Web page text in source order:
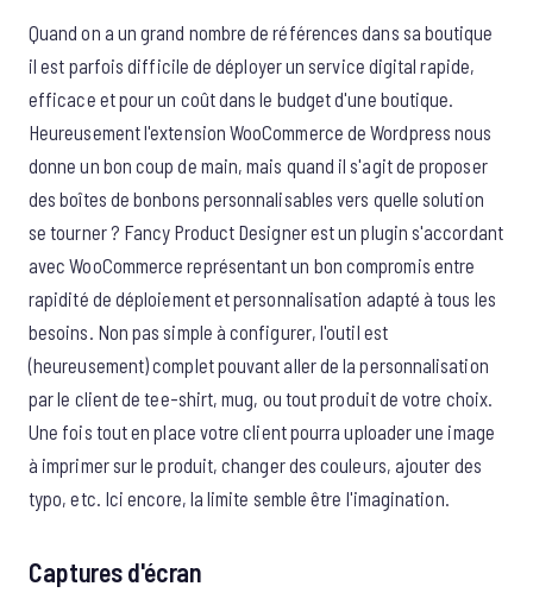
Quand on a un grand nombre de références dans sa boutique
il est parfois difficile de déployer un service digital rapide,
efficace et pour un coût dans le budget d'une boutique.
Heureusement l'extension WooCommerce de Wordpress nous
donne un bon coup de main, mais quand il s'agit de proposer
des boîtes de bonbons personnalisables vers quelle solution
se tourner ? Fancy Product Designer est un plugin s'accordant
avec WooCommerce représentant un bon compromis entre
rapidité de déploiement et personnalisation adapté à tous les
besoins. Non pas simple à configurer, l'outil est
(heureusement) complet pouvant aller de la personnalisation
par le client de tee-shirt, mug, ou tout produit de votre choix.
Une fois tout en place votre client pourra uploader une image
à imprimer sur le produit, changer des couleurs, ajouter des
typo, etc. Ici encore, la limite semble être l'imagination.
Captures d'écran